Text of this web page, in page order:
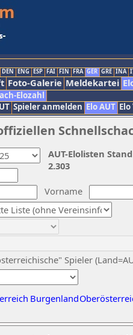
DEN ENG ESP FAI FIN FRA GER GRE INA
Foto-Galerie Meldekartei
Elozahl
Spieler anmelden Elo AUT
Vorname
Spieler
Burgenland
AUT-Elolisten
2.303